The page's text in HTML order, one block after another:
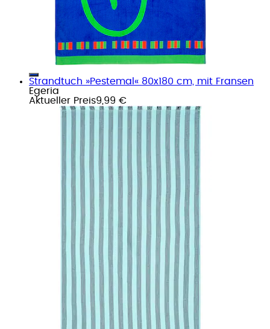
Strandtuch »Pestemal« 80x180 cm, mit Fransen
Egeria
Aktueller Preis9,99 €